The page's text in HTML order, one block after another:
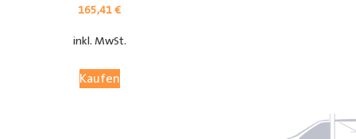
165,41€
inkl. MwSt.
Kaufen